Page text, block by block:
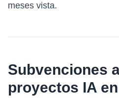
meses vista.
Subvenciones
proyectos IA